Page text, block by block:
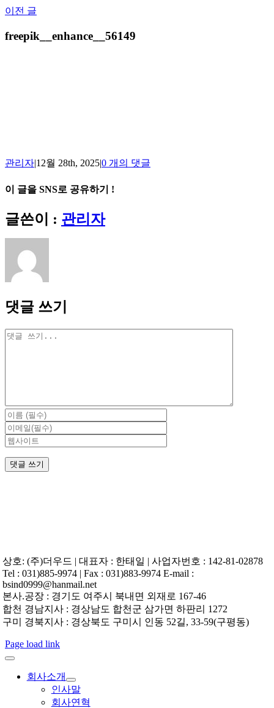
Skip
content
이전 글
freepik__enhance__56149
관리자|12월 28th, 2025|0 개의 댓글
이 글을 SNS로 공유하기 !
Facebook
X
Reddit
LinkedIn
Tumblr
Pinterest
Vk
이
메
일
글쓴이 : 관리자
댓글 쓰기
댓
상호: (주)더우드 | 대표자 : 한태일 | 사업자번호 : 142-81-02878
Tel : 031)885-9974 | Fax : 031)883-9974 E-mail :
bsind0999@hanmail.net
본사.공장 : 경기도 여주시 북내면 외재로 167-46
합천 경남지사 : 경상남도 합천군 삼가면 하판리 1272
구미 경북지사 : 경상북도 구미시 인동 52길, 33-59(구평동)
Page load link
회사소개
인사말
회사연혁